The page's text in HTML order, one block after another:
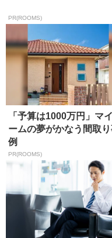
PR(ROOMS)
「予算は1000万円」マ
ームの夢がかなう間取
例
PR(ROOMS)